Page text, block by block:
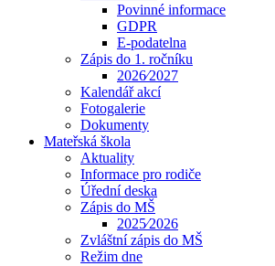
Povinné informace
GDPR
E-podatelna
Zápis do 1. ročníku
2026⁄2027
Kalendář akcí
Fotogalerie
Dokumenty
Mateřská škola
Aktuality
Informace pro rodiče
Úřední deska
Zápis do MŠ
2025⁄2026
Zvláštní zápis do MŠ
Režim dne